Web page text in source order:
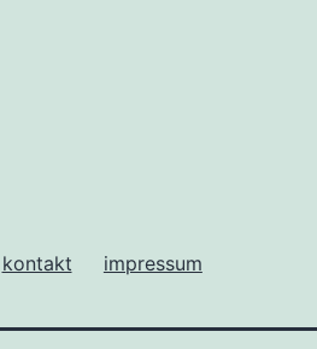
kontakt impressum